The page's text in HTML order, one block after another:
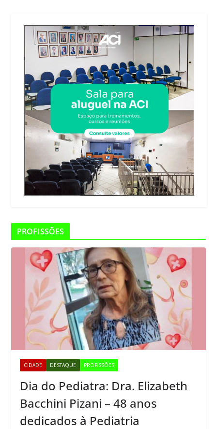
PROFISSÕES
CIDADE DESTAQUE PROFISSÕES
Dia do Pediatra: Dra. Elizabeth
Bacchini Pizani – 48 anos
dedicados à Pediatria